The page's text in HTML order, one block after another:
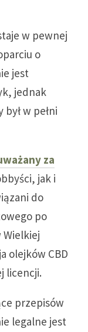
w pewnej
o
jest
jednak
w pełni
za
jak i
do
po
olejków CBD
licencji.
przepisów
legalne jest